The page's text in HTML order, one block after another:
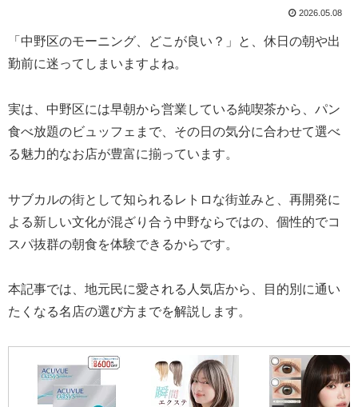
2026.05.08
「中野区のモーニング、どこが良い？」と、休日の朝や出
勤前に迷ってしまいますよね。
実は、中野区には早朝から営業している純喫茶から、パン
食べ放題のビュッフェまで、その日の気分に合わせて選べ
る魅力的なお店が豊富に揃っています。
サブカルの街として知られるレトロな街並みと、再開発に
よる新しい文化が混ざり合う中野ならではの、個性的でコ
スパ抜群の朝食を体験できるからです。
本記事では、地元民に愛される人気店から、目的別に通い
たくなる名店の選び方までを解説します。